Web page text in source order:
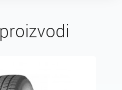
proizvodi